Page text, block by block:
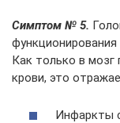
Симптом № 5.
Как только в мозг
крови, это
Инфаркты